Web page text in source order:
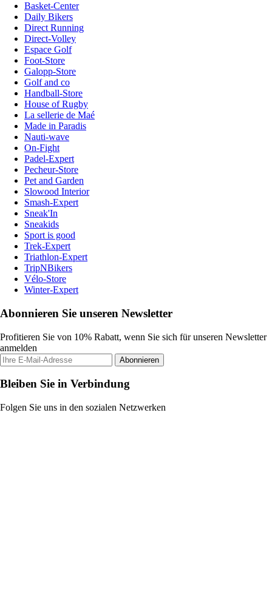
Basket-Center
Daily Bikers
Direct Running
Direct-Volley
Espace Golf
Foot-Store
Galopp-Store
Golf and co
Handball-Store
House of Rugby
La sellerie de Maé
Made in Paradis
Nauti-wave
On-Fight
Padel-Expert
Pecheur-Store
Pet and Garden
Slowood Interior
Smash-Expert
Sneak'In
Sneakids
Sport is good
Trek-Expert
Triathlon-Expert
TripNBikers
Vélo-Store
Winter-Expert
Abonnieren Sie unseren Newsletter
Profitieren Sie von 10% Rabatt, wenn Sie sich für unseren Newsletter
anmelden
Abonnieren
Bleiben Sie in Verbindung
Folgen Sie uns in den sozialen Netzwerken